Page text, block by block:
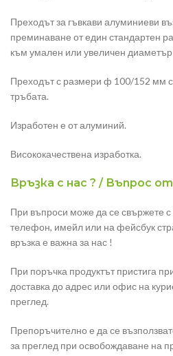
Преходът за гъвкави алуминиеви
преминаване от един стандартен
към умален или увеличен диаметър
Преходът с размери ф 100/152 мм
тръбата.
Изработен е от алуминий.
Висококачествена изработка.
Връзка с нас ? / Въпрос
При въпроси може да се свържете с
телефон, имейл или на фейсбук
връзка е важна за нас !
При поръчка продуктът пристига
доставка до адрес или офис на
преглед.
Препоръчително е да се
за преглед при освобождаване на